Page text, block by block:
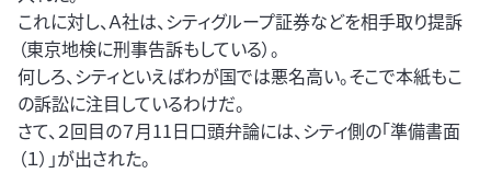
これに対し、Ａ社は、シティグループ証券などを相手取り提訴
（東京地検に刑事告訴もしている）。
何しろ、シティといえばわが国では悪名高い。そこで本紙もこ
の訴訟に注目しているわけだ。
さて、２回目の７月11日口頭弁論には、シティ側の「準備書面
（１）」が出された。